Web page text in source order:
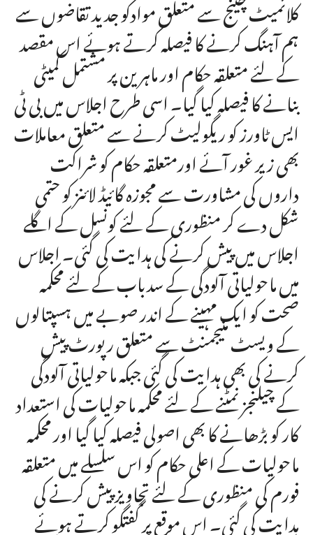
کلائمیٹ چینج سے متعلق موادکو جدید تقاضوں سے
ہم آہنگ کرنے کا فیصلہ کرتے ہوئے اس مقصد
کے لئے متعلقہ حکام اور ماہرین پر مشتمل کمیٹی
بنانے کا فیصلہ کیا گیا۔ اسی طرح اجلاس میں بی ٹی
ایس ٹاورز کو ریگولیٹ کرنے سے متعلق معاملات
بھی زیر غور آئے اورمتعلقہ حکام کو شراکت
داروں کی مشاورت سے مجوزہ گائیڈ لائنز کو حتمی
شکل دے کر منظوری کے لئے کونسل کے اگلے
اجلاس میں پیش کرنے کی ہدایت کی گئی۔ اجلاس
میں ماحولیاتی آلودگی کے سدباب کے لئے محکمہ
صحت کو ایک مہینے کے اندر صوبے میں ہسپتالوں
کے ویسٹ منیجمنٹ سے متعلق رپورٹ پیش
کرنے کی بھی ہدایت کی گئی جبکہ ماحولیاتی آلودگی
کے چیلنجز نمٹنے کے لئے محکمہ ماحولیات کی استعداد
کار کو بڑھانے کا بھی اصولی فیصلہ کیا گیا اور محکمہ
ماحولیات کے اعلی حکام کو اس سلسلے میں متعلقہ
فورم کی منظوری کے لئے تجاویز پیش کرنے کی
ہدایت کی گئی۔ اس موقع پر گفتگو کرتے ہوئے